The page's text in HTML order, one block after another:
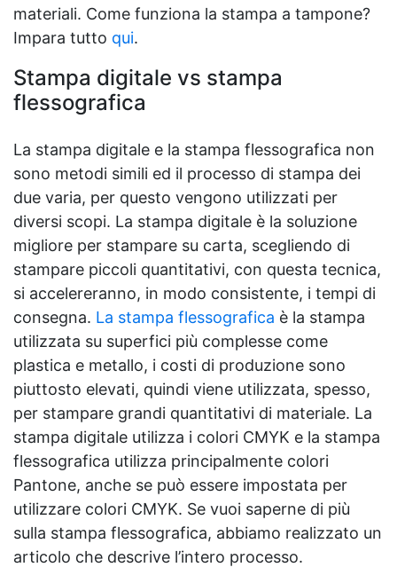
materiali. Come funziona la stampa a tampone?
Impara tutto qui.
Stampa digitale vs stampa
flessografica
La stampa digitale e la stampa flessografica non
sono metodi simili ed il processo di stampa dei
due varia, per questo vengono utilizzati per
diversi scopi. La stampa digitale è la soluzione
migliore per stampare su carta, scegliendo di
stampare piccoli quantitativi, con questa tecnica,
si accelereranno, in modo consistente, i tempi di
consegna. La stampa flessografica è la stampa
utilizzata su superfici più complesse come
plastica e metallo, i costi di produzione sono
piuttosto elevati, quindi viene utilizzata, spesso,
per stampare grandi quantitativi di materiale. La
stampa digitale utilizza i colori CMYK e la stampa
flessografica utilizza principalmente colori
Pantone, anche se può essere impostata per
utilizzare colori CMYK. Se vuoi saperne di più
sulla stampa flessografica, abbiamo realizzato un
articolo che descrive l’intero processo.